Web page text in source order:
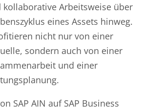
Arbeitsweise über
eines Assets hinweg.
nicht nur von einer
sondern auch von einer
und einer
SAP AIN auf SAP Business